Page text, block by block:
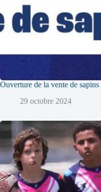
Ouverture de la vente de sapins
29 octobre 2024